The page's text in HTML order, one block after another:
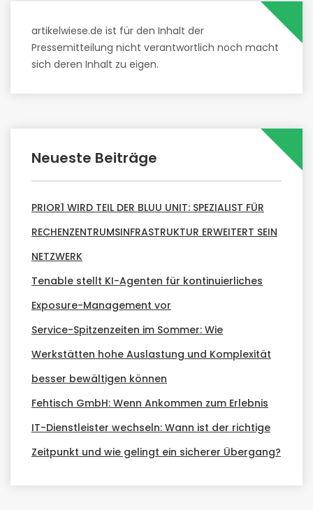
artikelwiese.de ist für den Inhalt der
Pressemitteilung nicht verantwortlich noch macht
sich deren Inhalt zu eigen.
Neueste Beiträge
PRIOR1 WIRD TEIL DER BLUU UNIT: SPEZIALIST FÜR
RECHENZENTRUMSINFRASTRUKTUR ERWEITERT SEIN
NETZWERK
Tenable stellt KI-Agenten für kontinuierliches
Exposure-Management vor
Service-Spitzenzeiten im Sommer: Wie
Werkstätten hohe Auslastung und Komplexität
besser bewältigen können
Fehtisch GmbH: Wenn Ankommen zum Erlebnis
IT-Dienstleister wechseln: Wann ist der richtige
Zeitpunkt und wie gelingt ein sicherer Übergang?